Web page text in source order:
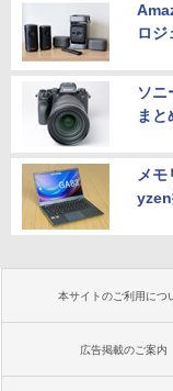
ロジ
ソニ
まと
メモ
本サイトのご利用につ
広告掲載のご案内